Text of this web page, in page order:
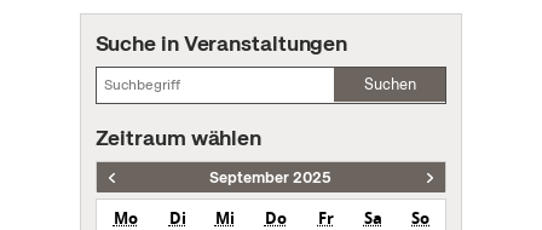
Suche in Veranstaltungen
Suchen
Zeitraum wählen
September 2025
Mo Di Mi Do Fr Sa
So